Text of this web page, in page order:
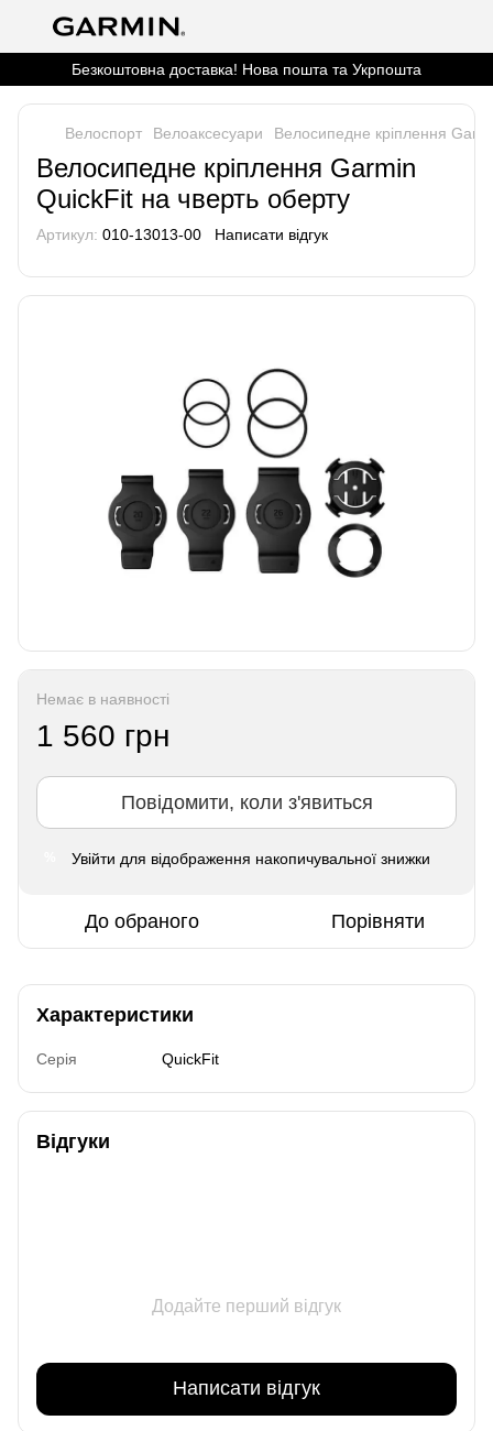
Безкоштовна доставка! Нова пошта та Укрпошта
Велоспорт Велоаксесуари Велосипедне кріплення
Велосипедне кріплення Garmin
QuickFit на чверть оберту
Артикул: 010-13013-00 Написати відгук
Немає в наявності
1 560 грн
Повідомити, коли з'явиться
Увійти для відображення накопичувальної знижки
До обраного Порівняти
Характеристики
Серія QuickFit
Відгуки
Додайте перший відгук
Написати відгук